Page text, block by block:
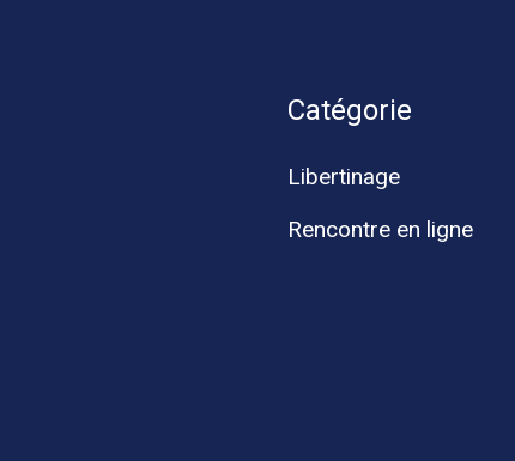
Catégorie
Libertinage
Rencontre en ligne